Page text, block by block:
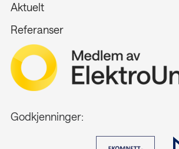
Aktuelt
Referanser
Godkjenninger: